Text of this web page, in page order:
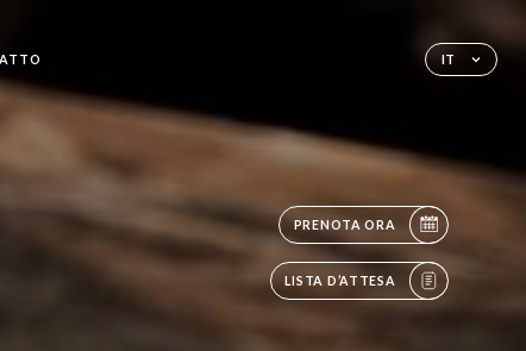
IT
PRENOTA ORA
LISTA D’ATTESA